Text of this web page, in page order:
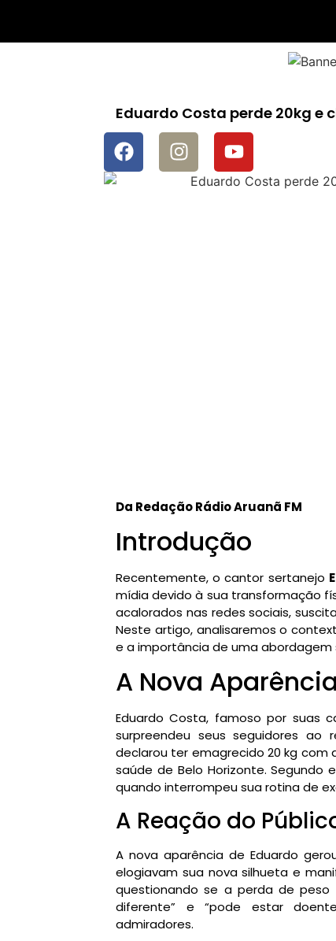
Eduardo Costa perde 20kg e
Da Redação Rádio Aruanã FM
Introdução
Recentemente, o cantor sertanejo
mídia devido à sua transformação
acalorados nas redes sociais,
Neste artigo, analisaremos o
e a importância de uma
A Nova
Eduardo Costa, famoso por suas
surpreendeu seus seguidores
declarou ter emagrecido 20 kg com
saúde de Belo Horizonte.
quando interrompeu sua rotina de
A Reação do
A nova aparência de Eduardo
elogiavam sua nova silhueta e
questionando se a perda de peso
diferente” e “pode estar
admiradores.